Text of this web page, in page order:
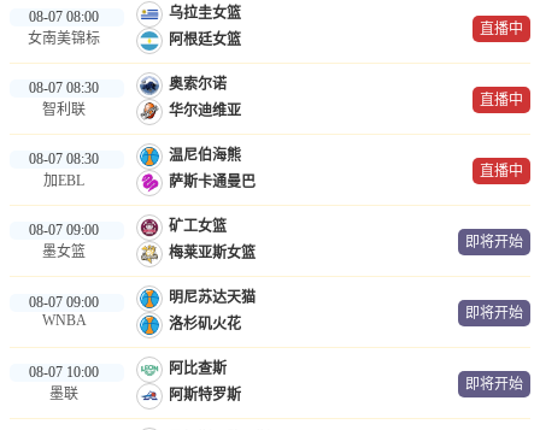
08-07 08:00
女南美锦标
乌拉圭女篮
阿根廷女篮
直播中
08-07 08:30
智利联
奥索尔诺
华尔迪维亚
直播中
08-07 08:30
加EBL
温尼伯海熊
萨斯卡通曼巴
直播中
08-07 09:00
墨女篮
矿工女篮
梅莱亚斯女篮
即将开始
08-07 09:00
WNBA
明尼苏达天猫
洛杉矶火花
即将开始
08-07 10:00
墨联
阿比查斯
阿斯特罗斯
即将开始